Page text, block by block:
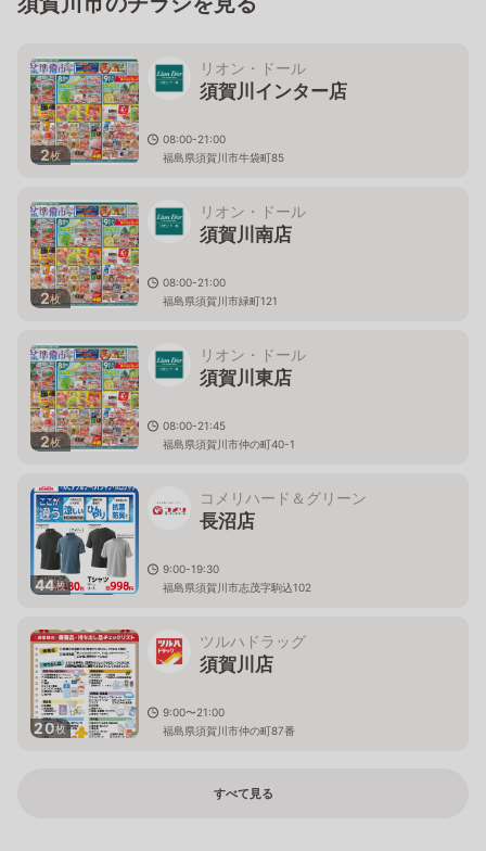
2枚
リオン・ドール
須賀川インター店
08:00-21:00
福島県須賀川市牛袋町85
2枚
リオン・ドール
須賀川南店
08:00-21:00
福島県須賀川市緑町121
2枚
リオン・ドール
須賀川東店
08:00-21:45
福島県須賀川市仲の町40-1
44枚
コメリハード＆グリーン
長沼店
9:00-19:30
福島県須賀川市志茂字駒込102
20枚
ツルハドラッグ
須賀川店
9:00〜21:00
福島県須賀川市仲の町87番
すべて見る